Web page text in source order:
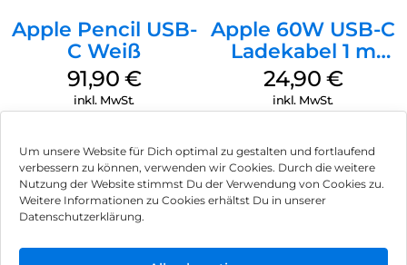
Um unsere Website für Dich optimal zu gestalten und fortlaufend
verbessern zu können, verwenden wir Cookies. Durch die weitere
Nutzung der Website stimmst Du der Verwendung von Cookies zu.
Weitere Informationen zu Cookies erhältst Du in unserer
Datenschutzerklärung.
Apple Pencil USB-
C Weiß
91,90 €
inkl. MwSt.
Apple 60W USB-C
Ladekabel 1 m
Weiß
24,90 €
inkl. MwSt.
Impressum